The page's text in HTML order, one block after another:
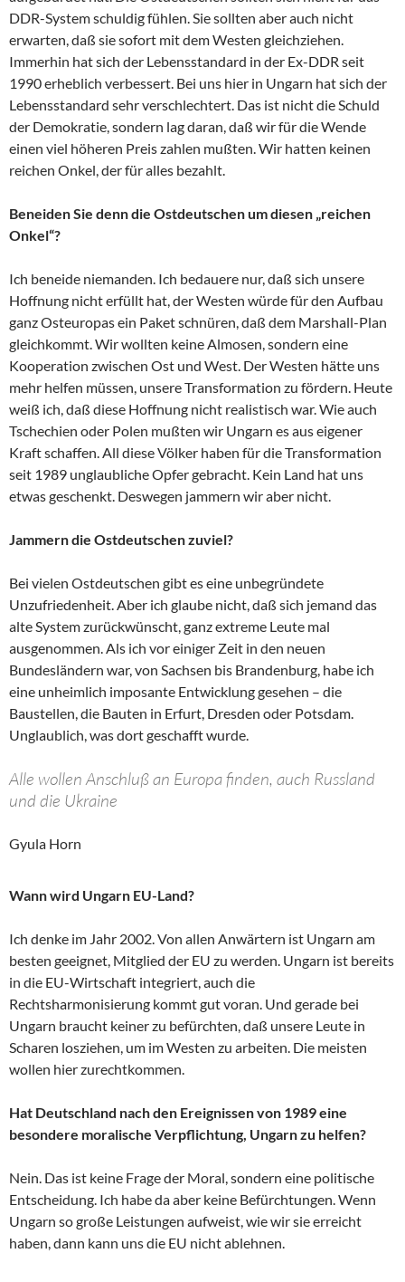
DDR-System schuldig fühlen. Sie sollten aber auch nicht
erwarten, daß sie sofort mit dem Westen gleichziehen.
Immerhin hat sich der Lebensstandard in der Ex-DDR seit
1990 erheblich verbessert. Bei uns hier in Ungarn hat sich der
Lebensstandard sehr verschlechtert. Das ist nicht die Schuld
der Demokratie, sondern lag daran, daß wir für die Wende
einen viel höheren Preis zahlen mußten. Wir hatten keinen
reichen Onkel, der für alles bezahlt.
Beneiden Sie denn die Ostdeutschen um diesen „reichen
Onkel“?
Ich beneide niemanden. Ich bedauere nur, daß sich unsere
Hoffnung nicht erfüllt hat, der Westen würde für den Aufbau
ganz Osteuropas ein Paket schnüren, daß dem Marshall-Plan
gleichkommt. Wir wollten keine Almosen, sondern eine
Kooperation zwischen Ost und West. Der Westen hätte uns
mehr helfen müssen, unsere Transformation zu fördern. Heute
weiß ich, daß diese Hoffnung nicht realistisch war. Wie auch
Tschechien oder Polen mußten wir Ungarn es aus eigener
Kraft schaffen. All diese Völker haben für die Transformation
seit 1989 unglaubliche Opfer gebracht. Kein Land hat uns
etwas geschenkt. Deswegen jammern wir aber nicht.
Jammern die Ostdeutschen zuviel?
Bei vielen Ostdeutschen gibt es eine unbegründete
Unzufriedenheit. Aber ich glaube nicht, daß sich jemand das
alte System zurückwünscht, ganz extreme Leute mal
ausgenommen. Als ich vor einiger Zeit in den neuen
Bundesländern war, von Sachsen bis Brandenburg, habe ich
eine unheimlich imposante Entwicklung gesehen – die
Baustellen, die Bauten in Erfurt, Dresden oder Potsdam.
Unglaublich, was dort geschafft wurde.
Alle wollen Anschluß an Europa finden, auch Russland
und die Ukraine
Gyula Horn
Wann wird Ungarn EU-Land?
Ich denke im Jahr 2002. Von allen Anwärtern ist Ungarn am
besten geeignet, Mitglied der EU zu werden. Ungarn ist bereits
in die EU-Wirtschaft integriert, auch die
Rechtsharmonisierung kommt gut voran. Und gerade bei
Ungarn braucht keiner zu befürchten, daß unsere Leute in
Scharen losziehen, um im Westen zu arbeiten. Die meisten
wollen hier zurechtkommen.
Hat Deutschland nach den Ereignissen von 1989 eine
besondere moralische Verpflichtung, Ungarn zu helfen?
Nein. Das ist keine Frage der Moral, sondern eine politische
Entscheidung. Ich habe da aber keine Befürchtungen. Wenn
Ungarn so große Leistungen aufweist, wie wir sie erreicht
haben, dann kann uns die EU nicht ablehnen.